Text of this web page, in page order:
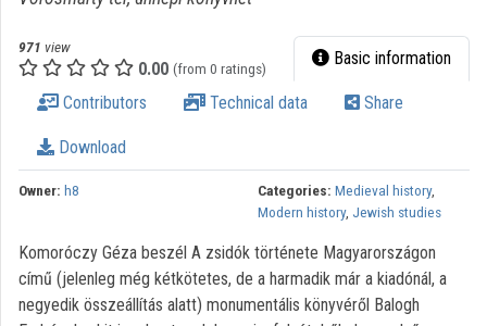
971 view
0.00 (from 0 ratings) Basic information
Contributors Technical data Share
Download
Owner: h8 Categories: Medieval history,
Modern history, Jewish studies
Komoróczy Géza beszél A zsidók története Magyarországon
című (jelenleg még kétkötetes, de a harmadik már a kiadónál, a
negyedik összeállítás alatt) monumentális könyvéről Balogh